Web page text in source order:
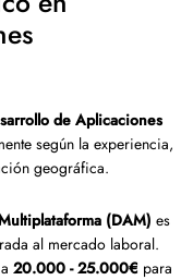
de Aplicaciones
según la experiencia,
geográfica.
(DAM) es
al mercado laboral.
20.000 - 25.000€ para